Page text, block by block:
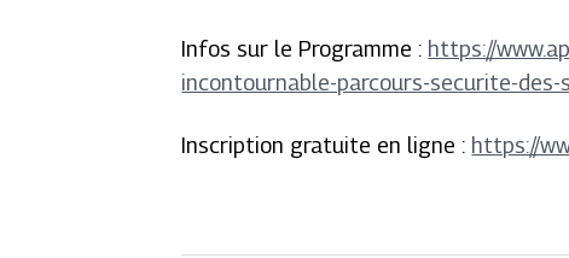
Infos sur le Programme : https://
incontournable-parcours-securite-
Inscription gratuite en ligne : https://